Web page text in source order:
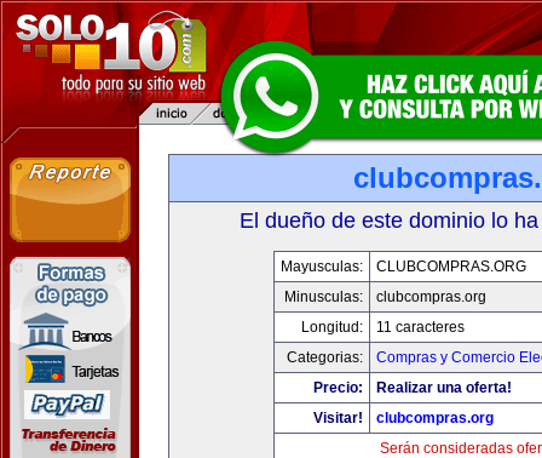
El dueño de este dominio lo
Mayusculas:
CLUBCOMPRAS.ORG
Minusculas:
clubcompras.org
Longitud:
11 caracteres
Categorias:
Compras y Comercio
Precio:
Realizar una oferta!
Visitar!
clubcompras.org
Serán consideradas